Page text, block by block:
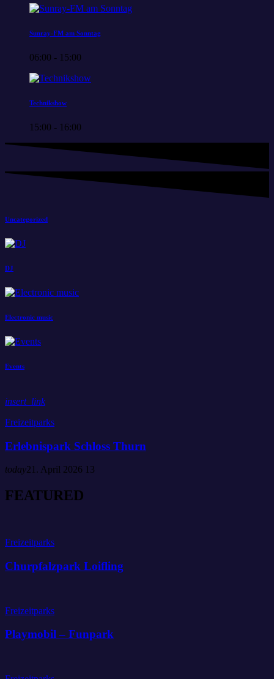
Sunray-FM am Sonntag
06:00 - 15:00
Technikshow
15:00 - 16:00
Uncategorized
DJ
Electronic music
Events
insert_link
Freizeitparks
Erlebnispark Schloss Thurn
today21. April 2026 13
FEATURED
Freizeitparks
Churpfalzpark Loifling
Freizeitparks
Playmobil – Funpark